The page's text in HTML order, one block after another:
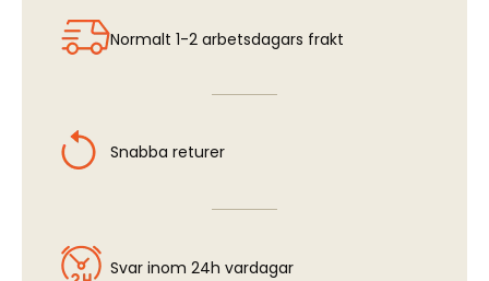
Normalt 1-2 arbetsdagars frakt
Snabba returer
Svar inom 24h vardagar